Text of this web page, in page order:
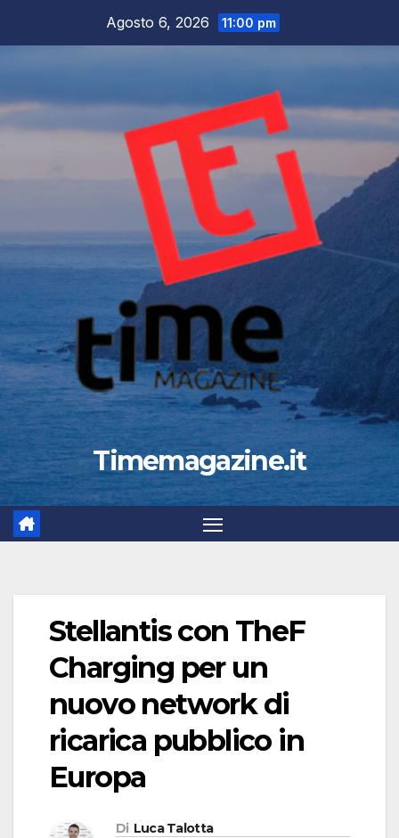
Agosto 6, 2026 11:00 pm
Timemagazine.it
Stellantis con TheF
Charging per un
nuovo network di
ricarica pubblico in
Europa
Di Luca Talotta